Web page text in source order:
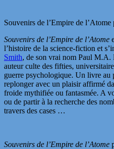
Souvenirs de l’Empire de
Souvenirs de l’Empire de l’Atome
l’histoire de la science-fiction et
Smith, de son vrai nom Paul M.A.
auteur culte des fifties,
guerre psychologique. Un livre au
replonger avec un plaisir affirmé
froide mythifiée ou fantasmée. A
ou de partir à la recherche des
travers des cases …
Souvenirs de l’Empire de l’Atome